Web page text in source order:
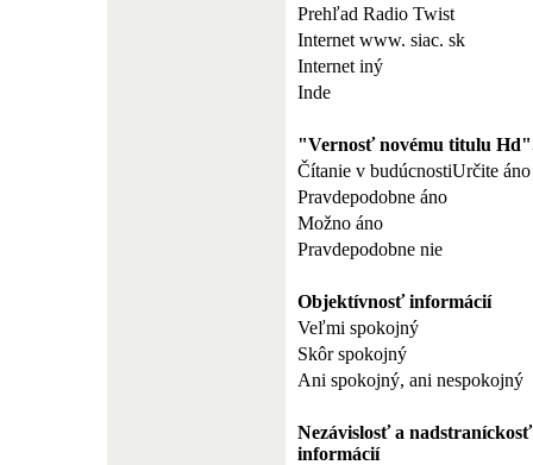
Prehľad Radio Twist
Internet www. siac. sk
Internet iný
Inde
"Vernosť novému titulu
Čítanie v budúcnostiUrčite áno
Pravdepodobne áno
Možno áno
Pravdepodobne nie
Objektívnosť informácií
Veľmi spokojný
Skôr spokojný
Ani spokojný, ani nespokojný
Nezávislosť a nadstraníckosť
informácií